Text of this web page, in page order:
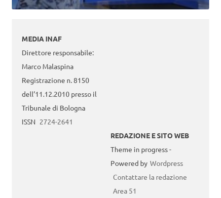
MEDIA INAF
Direttore responsabile:
Marco Malaspina
Registrazione n. 8150
dell’11.12.2010 presso il
Tribunale di Bologna
ISSN 2724-2641
REDAZIONE E SITO WEB
Theme in progress -
Powered by Wordpress
Contattare la redazione
Area 51